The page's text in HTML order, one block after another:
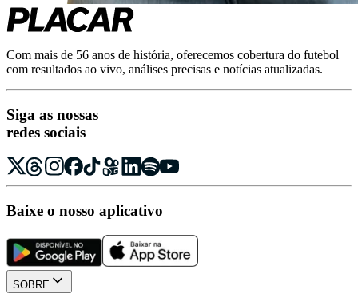
Com mais de 56 anos de história, oferecemos cobertura do futebol
com resultados ao vivo, análises precisas e notícias atualizadas.
Siga as nossas
redes sociais
Baixe o nosso aplicativo
SOBRE